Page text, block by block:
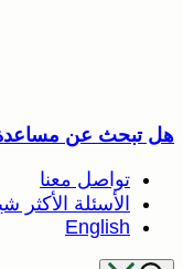
تبحث عن
تواصل معنا
الأسئلة الأكثر
English